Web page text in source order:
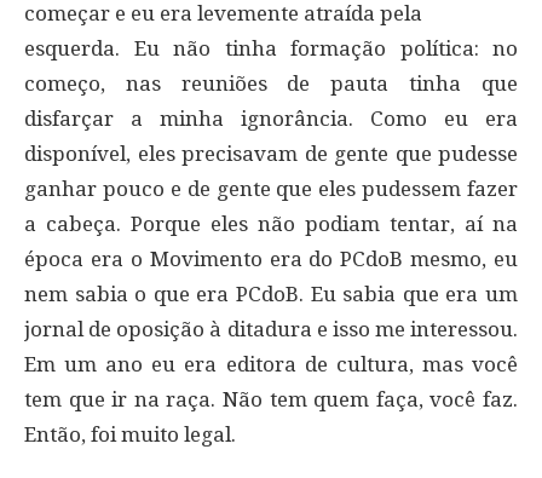
começar e eu era levemente atraída pela
esquerda. Eu não tinha formação política: no
começo, nas reuniões de pauta tinha que
disfarçar a minha ignorância. Como eu era
disponível, eles precisavam de gente que pudesse
ganhar pouco e de gente que eles pudessem fazer
a cabeça. Porque eles não podiam tentar, aí na
época era o Movimento era do PCdoB mesmo, eu
nem sabia o que era PCdoB. Eu sabia que era um
jornal de oposição à ditadura e isso me interessou.
Em um ano eu era editora de cultura, mas você
tem que ir na raça. Não tem quem faça, você faz.
Então, foi muito legal.